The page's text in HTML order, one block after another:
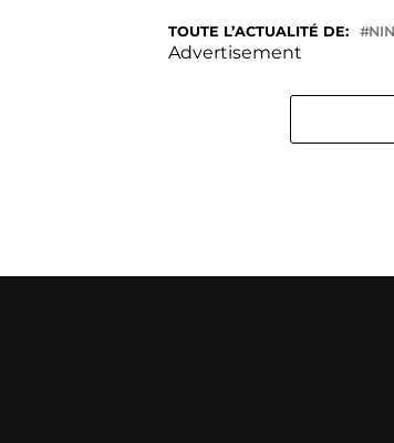
TOUTE L’ACTUALITÉ DE:
Advertisement